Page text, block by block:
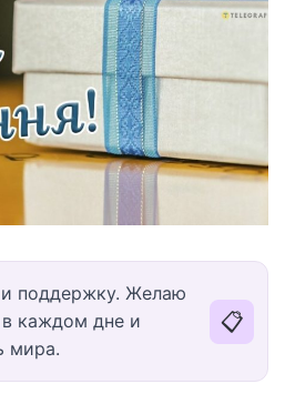
поддержку. Желаю
в каждом дне и
мира.
📋